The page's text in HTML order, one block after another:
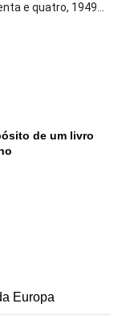
e quatro, 1949...
de um livro
Europa